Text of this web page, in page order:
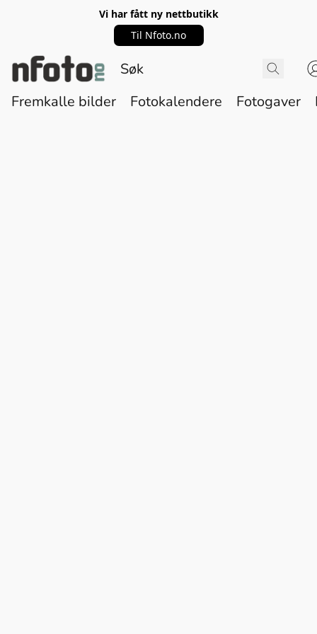
Vi har fått ny nettbutikk
Til Nfoto.no
Fremkalle bilder Fotokalendere Fotogaver